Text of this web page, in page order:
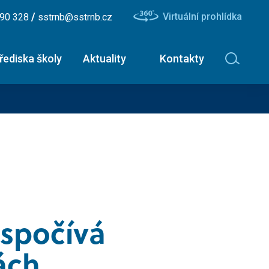
školy Aktuality Kontakty
328 / sstrnb@sstrnb.cz Virtuální prohlídka